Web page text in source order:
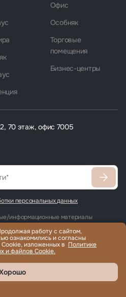
70 этаж, офис 7005
персональных данных
информационные материалы
Офис
Особняк
Торговые
помещения
Бизнес-центры
по всему миру, помощь
компания Anwin
работу с сайтом,
ознакомились и согласны
изложенных в Политике
и файлов Cookie.